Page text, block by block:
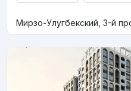
Мирзо-Улугбекский, 3-й